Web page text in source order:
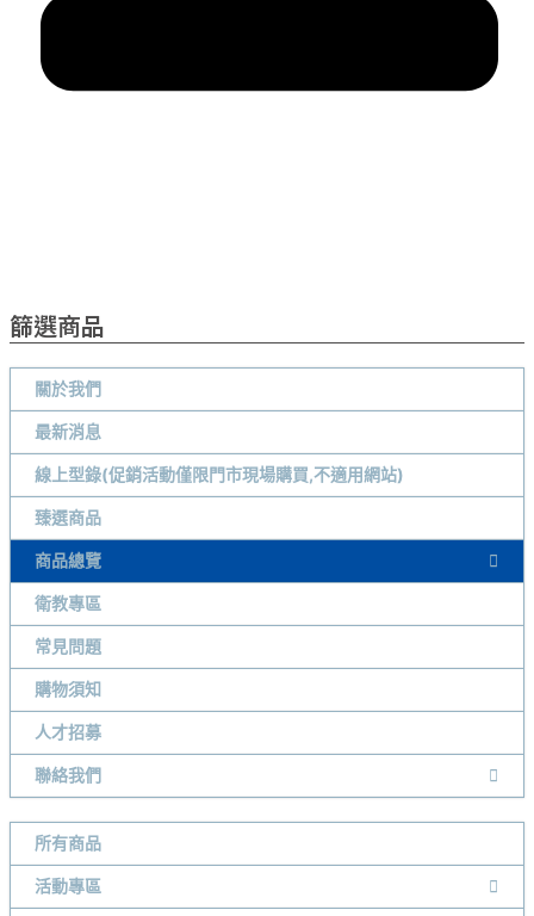
篩選商品
關於我們
最新消息
線上型錄(促銷活動僅限門市現場購買,不適用網站)
臻選商品
商品總覽
衛教專區
常見問題
購物須知
人才招募
聯絡我們
所有商品
活動專區